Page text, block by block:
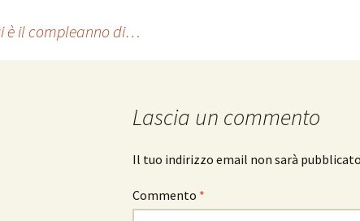
è il compleanno di…
Lascia un commento
Il tuo indirizzo email non sarà
Commento *